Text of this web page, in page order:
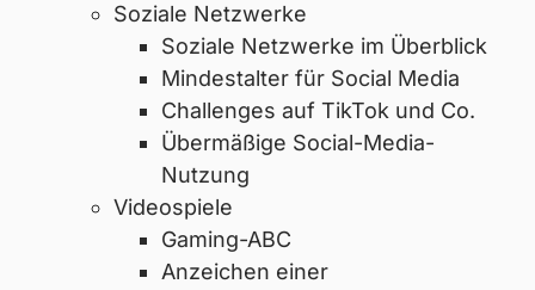
Soziale Netzwerke
Soziale Netzwerke im Überblick
Mindestalter für Social Media
Challenges auf TikTok und Co.
Übermäßige Social-Media-
Nutzung
Videospiele
Gaming-ABC
Anzeichen einer